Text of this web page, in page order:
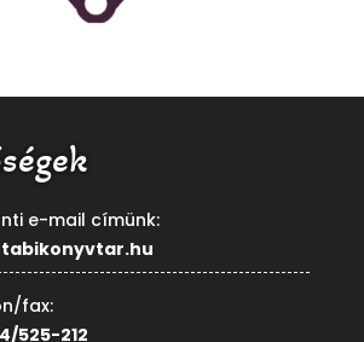
e-mail címünk:
fax:
525-212